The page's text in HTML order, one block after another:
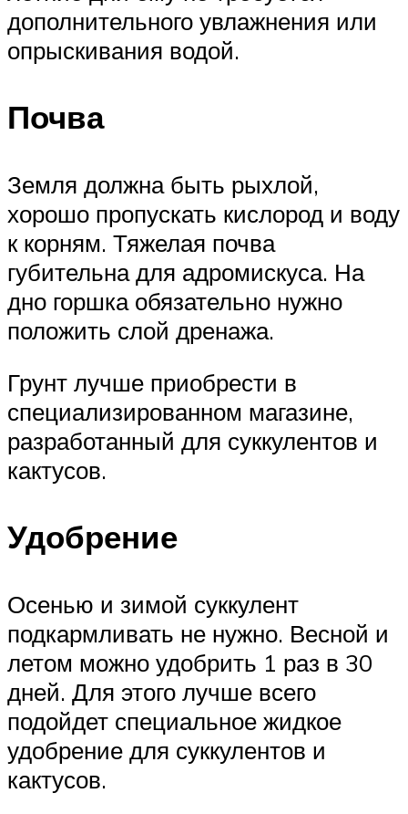
дополнительного увлажнения или
опрыскивания водой.
Почва
Земля должна быть рыхлой,
хорошо пропускать кислород и воду
к корням. Тяжелая почва
губительна для адромискуса. На
дно горшка обязательно нужно
положить слой дренажа.
Грунт лучше приобрести в
специализированном магазине,
разработанный для суккулентов и
кактусов.
Удобрение
Осенью и зимой суккулент
подкармливать не нужно. Весной и
летом можно удобрить 1 раз в 30
дней. Для этого лучше всего
подойдет специальное жидкое
удобрение для суккулентов и
кактусов.